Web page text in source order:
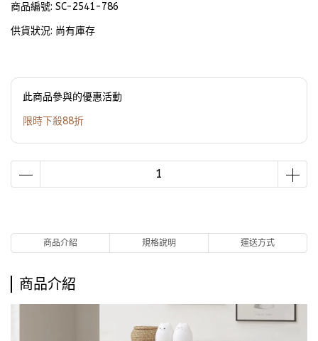
商品編號: SC-2541-786
供貨狀況: 尚有庫存
此商品參與的優惠活動
限時下殺88折
商品介紹 規格說明 運送方式
商品介紹